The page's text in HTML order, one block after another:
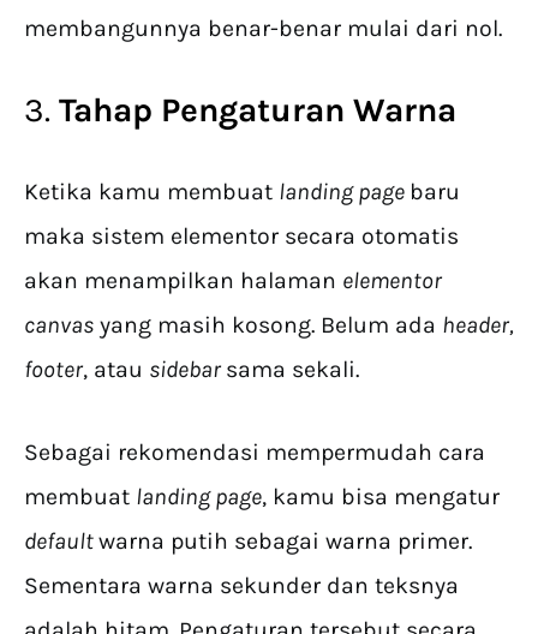
membangunnya benar-benar mulai dari nol.
3. Tahap Pengaturan Warna
Ketika kamu membuat landing page baru
maka sistem elementor secara otomatis
akan menampilkan halaman elementor
canvas yang masih kosong. Belum ada header,
footer, atau sidebar sama sekali.
Sebagai rekomendasi mempermudah cara
membuat landing page, kamu bisa mengatur
defaultwarna putih sebagai warna primer.
Sementara warna sekunder dan teksnya